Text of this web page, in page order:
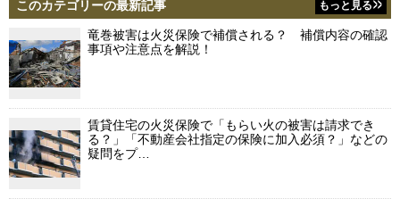
このカテゴリーの最新記事 もっと見る
竜巻被害は火災保険で補償される？ 補償内容の確認
事項や注意点を解説！
賃貸住宅の火災保険で「もらい火の被害は請求でき
る？」「不動産会社指定の保険に加入必須？」などの
疑問をプ…